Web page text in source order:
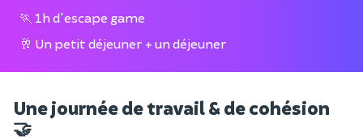
🏃 1h d'escape game
🥂 Un petit déjeuner + un déjeuner
Une journée de travail & de cohésion
🤝